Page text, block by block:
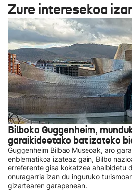
Zure interesekoa
Bilboko Guggenheim,
garaikideetako bat izateko
Guggenheim Bilbao Museoak, aro
enblematikoa izateaz gain, Bilbo
erreferente gisa kokatzea ahalbidetu
onuragarria izan du inguruko
gizartearen garapenean.